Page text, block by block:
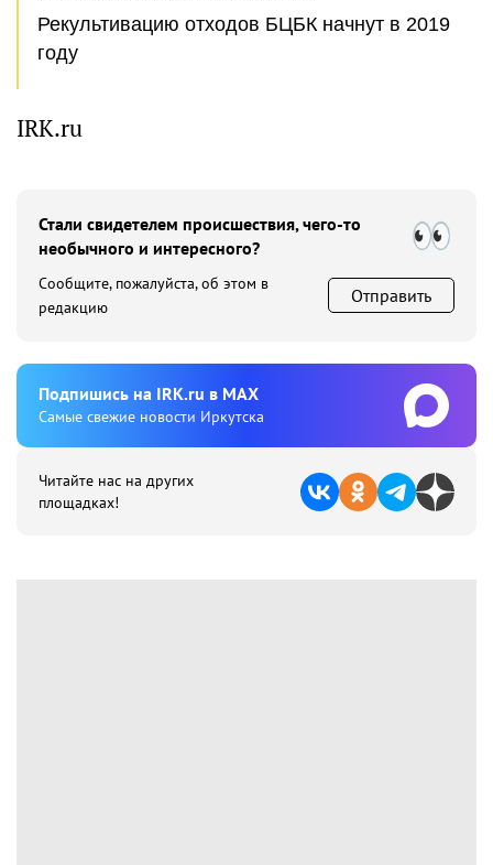
Рекультивацию отходов БЦБК начнут в 2019
году
IRK.ru
Стали свидетелем происшествия, чего-то
необычного и интересного?
Сообщите, пожалуйста, об этом в
редакцию
Отправить
Подпишиcь на IRK.ru в MAX
Cамые свежие новости Иркутска
Читайте нас на других
площадках!